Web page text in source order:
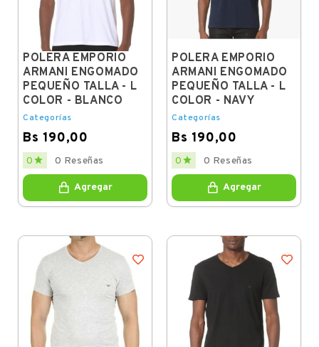
POLERA EMPORIO
ARMANI ENGOMADO
PEQUEÑO TALLA - L
COLOR - BLANCO
Categorías
Bs 190,00
Price
0  0 Reseñas
Agregar
POLERA EMPORIO
ARMANI ENGOMADO
PEQUEÑO TALLA - L
COLOR - NAVY
Categorías
Bs 190,00
Price
0  0 Reseñas
Agregar